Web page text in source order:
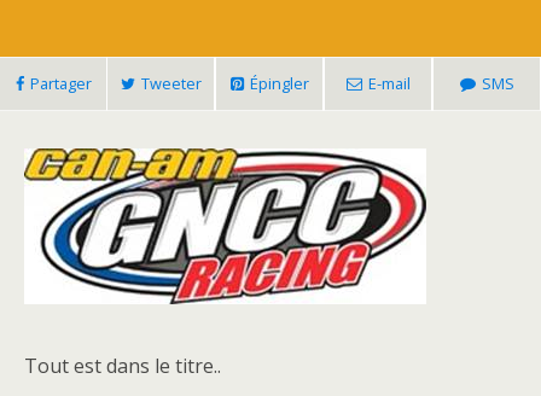
Partager Tweeter Épingler E-mail SMS
Tout est dans le titre..